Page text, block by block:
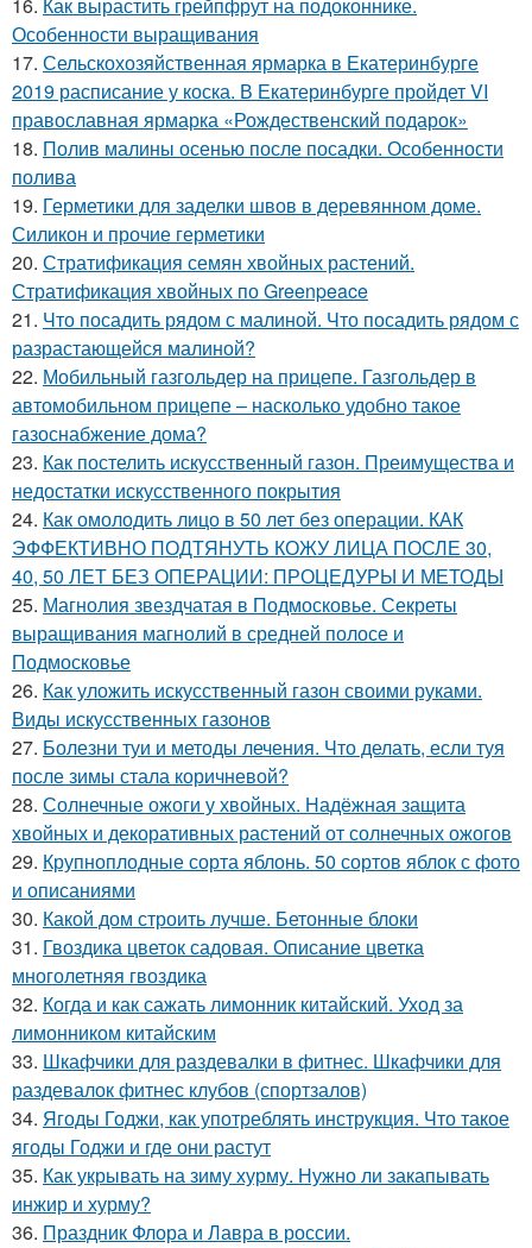
Особенности выращивания
17. Сельскохозяйственная ярмарка в Екатеринбурге
2019 расписание у коска. В Екатеринбурге пройдет VI
православная ярмарка «Рождественский подарок»
18. Полив малины осенью после посадки. Особенности
полива
19. Герметики для заделки швов в деревянном доме.
Силикон и прочие герметики
20. Стратификация семян хвойных растений.
Стратификация хвойных по Greenpeace
21. Что посадить рядом с малиной. Что посадить рядом с
разрастающейся малиной?
22. Мобильный газгольдер на прицепе. Газгольдер в
автомобильном прицепе – насколько удобно такое
газоснабжение дома?
23. Как постелить искусственный газон. Преимущества и
недостатки искусственного покрытия
24. Как омолодить лицо в 50 лет без операции. КАК
ЭФФЕКТИВНО ПОДТЯНУТЬ КОЖУ ЛИЦА ПОСЛЕ 30,
40, 50 ЛЕТ БЕЗ ОПЕРАЦИИ: ПРОЦЕДУРЫ И МЕТОДЫ
25. Магнолия звездчатая в Подмосковье. Секреты
выращивания магнолий в средней полосе и
Подмосковье
26. Как уложить искусственный газон своими руками.
Виды искусственных газонов
27. Болезни туи и методы лечения. Что делать, если туя
после зимы стала коричневой?
28. Солнечные ожоги у хвойных. Надёжная защита
хвойных и декоративных растений от солнечных ожогов
29. Крупноплодные сорта яблонь. 50 сортов яблок с фото
и описаниями
30. Какой дом строить лучше. Бетонные блоки
31. Гвоздика цветок садовая. Описание цветка
многолетняя гвоздика
32. Когда и как сажать лимонник китайский. Уход за
лимонником китайским
33. Шкафчики для раздевалки в фитнес. Шкафчики для
раздевалок фитнес клубов (спортзалов)
34. Ягоды Годжи, как употреблять инструкция. Что такое
ягоды Годжи и где они растут
35. Как укрывать на зиму хурму. Нужно ли закапывать
инжир и хурму?
36. Праздник Флора и Лавра в россии.